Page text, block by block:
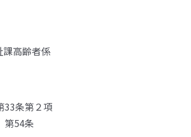
課高齢者係
33条第２項
第54条